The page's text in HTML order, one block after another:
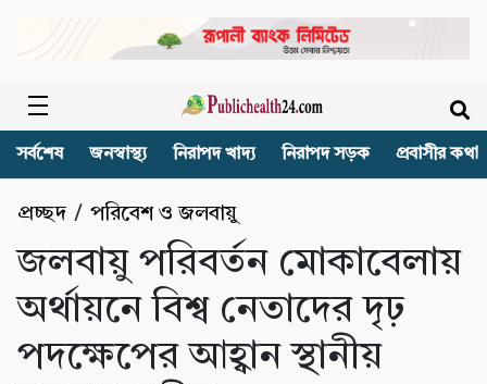
সর্বশেষ জনস্বাস্থ্য নিরাপদ খাদ্য নিরাপদ সড়ক প্রবাসীর কথা
প্রচ্ছদ / পরিবেশ ও জলবায়ু
জলবায়ু পরিবর্তন মোকাবেলায়
অর্থায়নে বিশ্ব নেতাদের দৃঢ়
পদক্ষেপের আহ্বান স্থানীয়